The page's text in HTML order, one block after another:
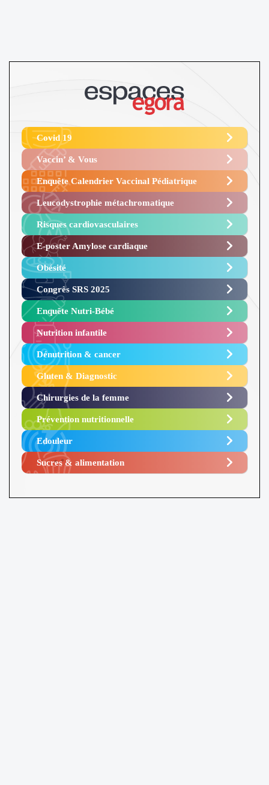
Covid 19
Vaccin’ & Vous
Enquête Calendrier Vaccinal Pédiatrique
Leucodystrophie métachromatique
Risques cardiovasculaires
E-poster Amylose cardiaque ​
Obésité ​
Congrès SRS 2025 ​
Enquête Nutri-Bébé ​
Nutrition infantile
Dénutrition & cancer
Gluten & Diagnostic
Chirurgies de la femme
Prévention nutritionnelle
Edouleur​
Sucres & alimentation​